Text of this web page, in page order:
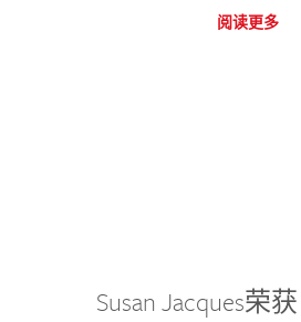
阅读更多
Susan Jacques荣